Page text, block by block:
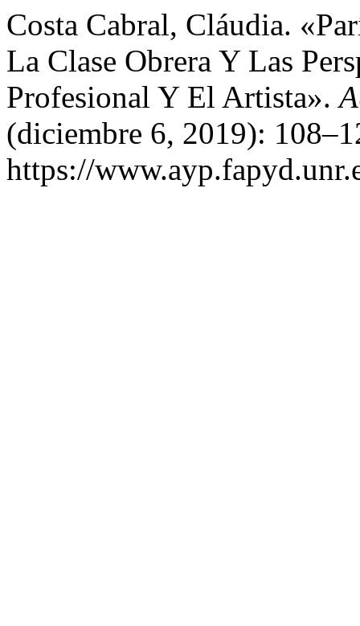
Costa Cabral, Cláudia.
La Clase Obrera Y Las
Profesional Y El Artista».
(diciembre 6, 2019):
https://